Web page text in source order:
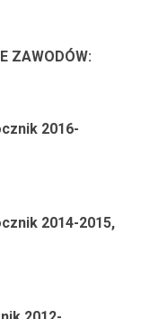
ZAWODÓW:
2016-
2014-2015,